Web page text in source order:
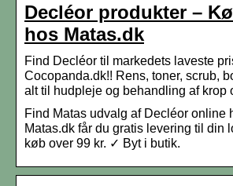
Decléor produkter –
hos Matas.dk
Find Decléor til markedets laveste
Cocopanda.dk!! Rens, toner, scrub,
alt til hudpleje og behandling af krop
Find Matas udvalg af Decléor online
Matas.dk får du gratis levering til din
køb over 99 kr. ✓ Byt i butik.